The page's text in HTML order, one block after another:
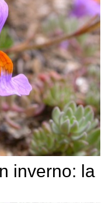
inverno: la